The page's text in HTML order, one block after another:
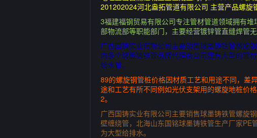
201202024河北盎拓管道有限公司 主营产品螺旋
3福建福钢贸易有限公司专注管材管道领域拥有
部物流部等职能部门，主要经营镀锌管直缝焊管
广西国铸实业有限公司主要销售球墨铸铁管螺旋
内多个球墨铸铁管品牌代理商公司建有大型的管
给水管。
89的螺旋钢管桩价格因材质工艺和用途不同，差
途和工艺有所不同例如光伏支架用的螺旋地桩价
2。
广西国铸实业有限公司主要销售球墨铸铁管螺旋
壁缠绕管，北海山东国铭球墨铸铁管生产厂家
为大型给排水。